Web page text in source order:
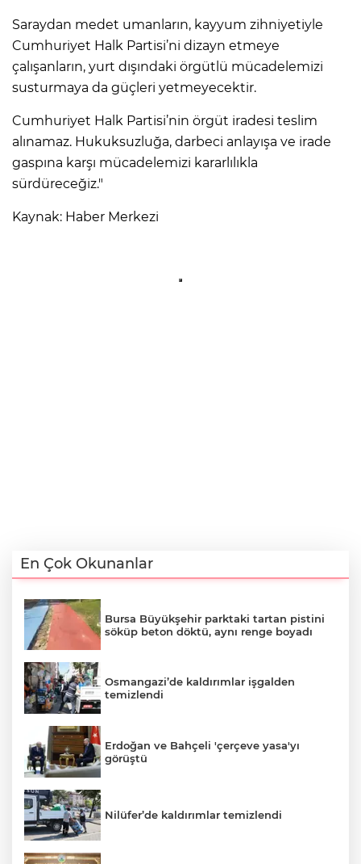
Saraydan medet umanların, kayyum zihniyetiyle
Cumhuriyet Halk Partisi’ni dizayn etmeye
çalışanların, yurt dışındaki örgütlü mücadelemizi
susturmaya da güçleri yetmeyecektir.
Cumhuriyet Halk Partisi’nin örgüt iradesi teslim
alınamaz. Hukuksuzluğa, darbeci anlayışa ve irade
gaspına karşı mücadelemizi kararlılıkla
sürdüreceğiz."
Kaynak: Haber Merkezi
En Çok Okunanlar
Bursa Büyükşehir parktaki tartan pistini
söküp beton döktü, aynı renge boyadı
Osmangazi’de kaldırımlar işgalden
temizlendi
Erdoğan ve Bahçeli 'çerçeve yasa'yı
görüştü
Nilüfer’de kaldırımlar temizlendi